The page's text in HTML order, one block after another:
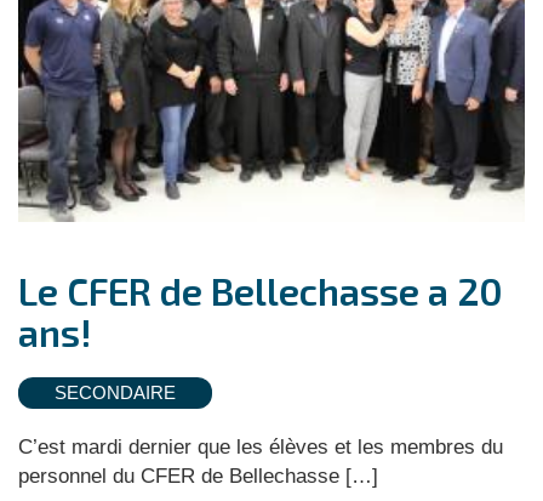
Le CFER de Bellechasse a 20
ans!
SECONDAIRE
C’est mardi dernier que les élèves et les membres du
personnel du CFER de Bellechasse […]